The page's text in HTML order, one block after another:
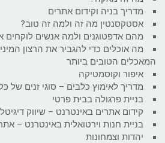
מדריך בניה וקידום אתרים
אסטקסנטין מה זה ולמה זה טוב?
מהם אדפטוגנים ולמה אנשים לוקחים
המאכלים הטובים ביותר
איפור וקוסמטיקה
מדריך לאימוץ כלבים – סוגי זנים של
בניית פרגולה בבית פרטי
קידום אתרים באינטרנט – שיווק
בניית חנות וירטואלית באינטרנט –
יהדות וצמחונות